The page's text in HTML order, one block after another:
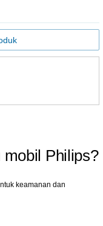
Philips?
keamanan dan